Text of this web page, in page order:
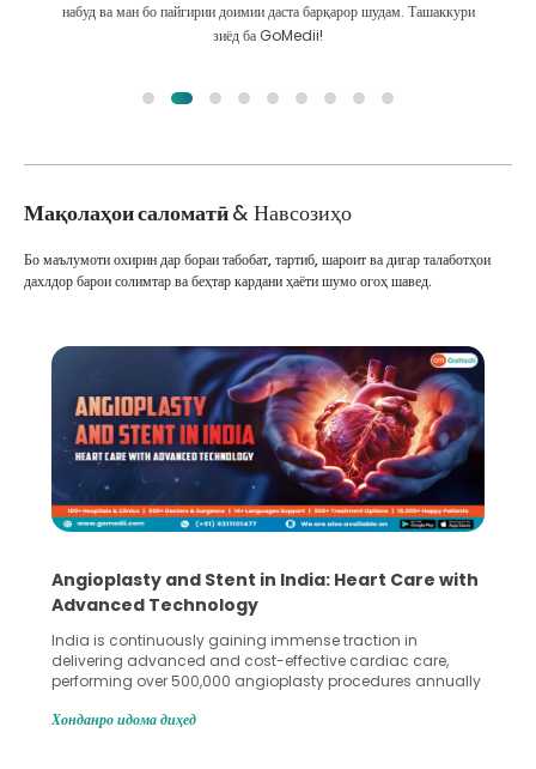
ҳатто пас аз табобат бо мо робитаи бузург доранд
Мақолаҳои саломатӣ& Навсозиҳо
Бо маълумоти охирин дар бораи табобат, тартиб, шароит ва дигар талаботҳои
дахлдор барои солимтар ва беҳтар кардани ҳаёти шумо огоҳ шавед.
Angioplasty and Stent in India: Heart Care with
Advanced Technology
India is continuously gaining immense traction in
delivering advanced and cost-effective cardiac care,
performing over 500,000 angioplasty procedures annually
globe are searching for treatments like angioplasty and
Хонданро идома диҳед